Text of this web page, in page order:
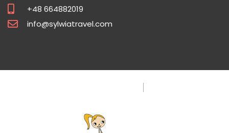
+48 664882019
info@sylwiatravel.com